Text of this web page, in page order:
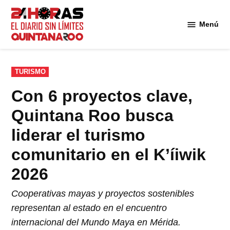
Saltar
contenido
Menú
PUBLICADO
EN
TURISMO
Con 6 proyectos clave,
Quintana Roo busca
liderar el turismo
comunitario en el K’íiwik
2026
Cooperativas mayas y proyectos sostenibles
representan al estado en el encuentro
internacional del Mundo Maya en Mérida.